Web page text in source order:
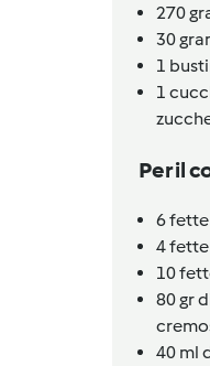
270
30
1
1
Per il
6
4
10
80 gr
40 ml